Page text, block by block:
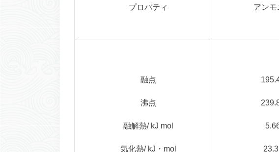
プロパティ アンモ
融点
沸点
融解熱/ kJ mol
気化熱/ kJ・mol